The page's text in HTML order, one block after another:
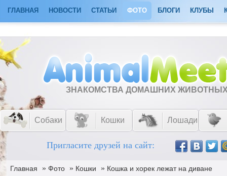
ГЛАВНАЯ НОВОСТИ СТАТЬИ ФОТО БЛОГИ КЛУБЫ
ЗНАКОМСТВА ДОМАШНИХ
Собаки Кошки Лошади
Пригласите друзей на сайт:
Главная » Фото » Кошки » Кошка и хорек лежат на диване